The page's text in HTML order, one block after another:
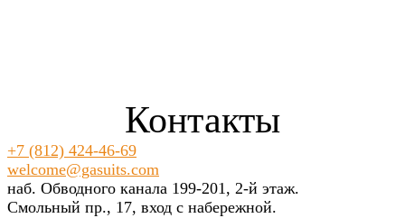
Контакты
+7 (812) 424-46-69
welcome@gasuits.com
наб. Обводного канала 199-201, 2-й этаж.
Смольный пр., 17, вход с набережной.